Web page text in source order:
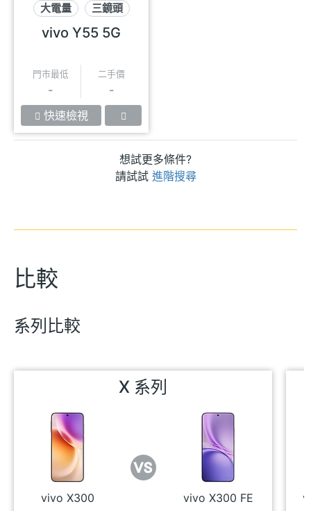
大電量
三鏡頭
雙5G
vivo Y55 5G
門市最低
-
二手價
-
快速檢視
想試更多條件?
請試試 進階搜尋
比較
系列比較
X 系列
vivo X300 vivo X300 FE